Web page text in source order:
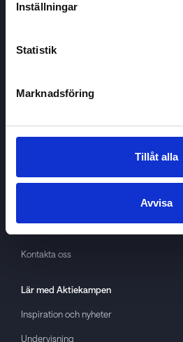
Inställningar
Statistik
Marknadsföring
Tillåt alla
Avvisa
About cookies
Kontakta oss
Lär med Aktiekampen
Inspiration och nyheter
Undervisning